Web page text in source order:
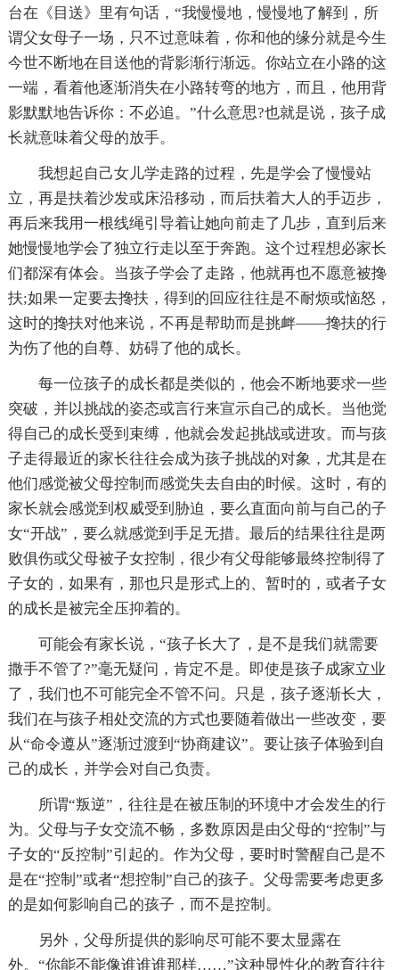
台在《目送》里有句话，“我慢慢地，慢慢地了解到，所
谓父女母子一场，只不过意味着，你和他的缘分就是今生
今世不断地在目送他的背影渐行渐远。你站立在小路的这
一端，看着他逐渐消失在小路转弯的地方，而且，他用背
影默默地告诉你：不必追。”什么意思?也就是说，孩子成
长就意味着父母的放手。
我想起自己女儿学走路的过程，先是学会了慢慢站
立，再是扶着沙发或床沿移动，而后扶着大人的手迈步，
再后来我用一根线绳引导着让她向前走了几步，直到后来
她慢慢地学会了独立行走以至于奔跑。这个过程想必家长
们都深有体会。当孩子学会了走路，他就再也不愿意被搀
扶;如果一定要去搀扶，得到的回应往往是不耐烦或恼怒，
这时的搀扶对他来说，不再是帮助而是挑衅——搀扶的行
为伤了他的自尊、妨碍了他的成长。
每一位孩子的成长都是类似的，他会不断地要求一些
突破，并以挑战的姿态或言行来宣示自己的成长。当他觉
得自己的成长受到束缚，他就会发起挑战或进攻。而与孩
子走得最近的家长往往会成为孩子挑战的对象，尤其是在
他们感觉被父母控制而感觉失去自由的时候。这时，有的
家长就会感觉到权威受到胁迫，要么直面向前与自己的子
女“开战”，要么就感觉到手足无措。最后的结果往往是两
败俱伤或父母被子女控制，很少有父母能够最终控制得了
子女的，如果有，那也只是形式上的、暂时的，或者子女
的成长是被完全压抑着的。
可能会有家长说，“孩子长大了，是不是我们就需要
撒手不管了?”毫无疑问，肯定不是。即使是孩子成家立业
了，我们也不可能完全不管不问。只是，孩子逐渐长大，
我们在与孩子相处交流的方式也要随着做出一些改变，要
从“命令遵从”逐渐过渡到“协商建议”。要让孩子体验到自
己的成长，并学会对自己负责。
所谓“叛逆”，往往是在被压制的环境中才会发生的行
为。父母与子女交流不畅，多数原因是由父母的“控制”与
子女的“反控制”引起的。作为父母，要时时警醒自己是不
是在“控制”或者“想控制”自己的孩子。父母需要考虑更多
的是如何影响自己的孩子，而不是控制。
另外，父母所提供的影响尽可能不要太显露在
外。“你能不能像谁谁谁那样……”这种显性化的教育往往